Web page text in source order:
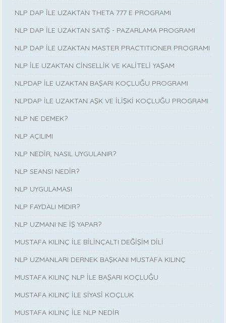
NLP DAP İLE UZAKTAN THETA 777 E PROGRAMI
NLP DAP İLE UZAKTAN SATIŞ - PAZARLAMA PROGRAMI
NLP DAP İLE UZAKTAN MASTER PRACTITIONER PROGRAMI
NLP İLE UZAKTAN CİNSELLİK VE KALİTELİ YAŞAM
NLPDAP İLE UZAKTAN BAŞARI KOÇLUĞU PROGRAMI
NLPDAP İLE UZAKTAN AŞK VE İLİŞKİ KOÇLUĞU PROGRAMI
NLP NE DEMEK?
NLP AÇILIMI
NLP NEDİR, NASIL UYGULANIR?
NLP SEANSI NEDİR?
NLP UYGULAMASI
NLP FAYDALI MIDIR?
NLP UZMANI NE İŞ YAPAR?
MUSTAFA KILINÇ İLE BİLİNÇALTI DEĞİŞİM DİLİ
NLP UZMANLARI DERNEK BAŞKANI MUSTAFA KILINÇ
MUSTAFA KILINÇ NLP İLE BAŞARI KOÇLUĞU
MUSTAFA KILINÇ İLE SİYASİ KOÇLUK
MUSTAFA KILINÇ İLE NLP NEDİR